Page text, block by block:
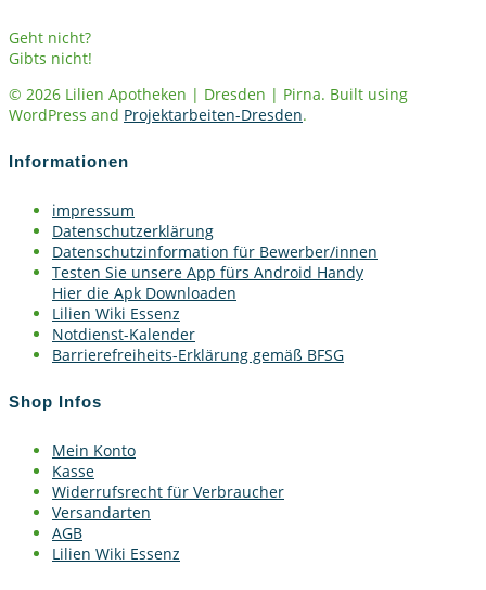
Geht nicht?
Gibts nicht!
© 2026 Lilien Apotheken | Dresden | Pirna. Built using
WordPress and Projektarbeiten-Dresden.
Informationen
impressum
Datenschutzerklärung
Datenschutzinformation für Bewerber/innen
Testen Sie unsere App fürs Android Handy
Hier die Apk Downloaden
Lilien Wiki Essenz
Notdienst-Kalender
Barrierefreiheits-Erklärung gemäß BFSG
Shop Infos
Mein Konto
Kasse
Widerrufsrecht für Verbraucher
Versandarten
AGB
Lilien Wiki Essenz